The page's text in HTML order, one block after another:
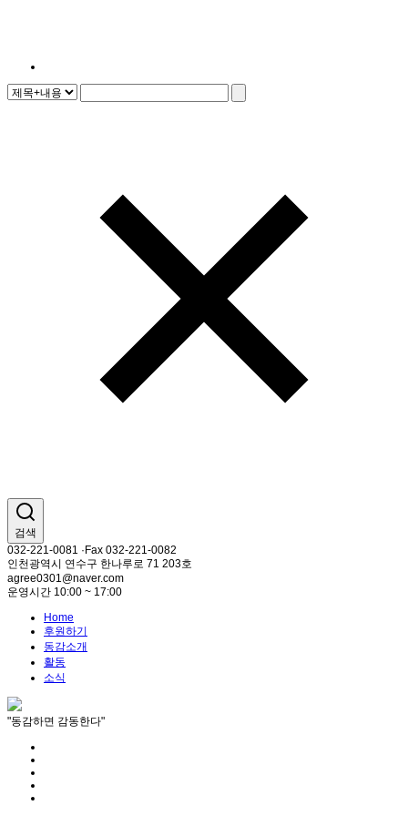
검색
032-221-0081 ·Fax 032-221-0082
인천광역시 연수구 한나루로 71 203호
agree0301@naver.com
운영시간 10:00 ~ 17:00
Home
후원하기
동감소개
활동
소식
"동감하면 감동한다"